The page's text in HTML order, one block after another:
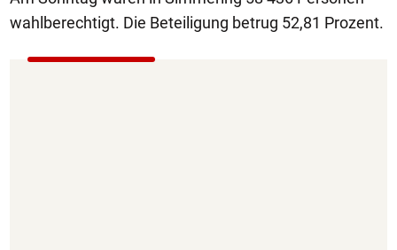
wahlberechtigt. Die Beteiligung betrug 52,81 Prozent.